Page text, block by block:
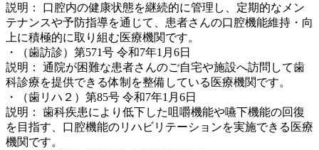
説明： 口腔内の健康状態を継続的に管理し、定期的なメン
テナンスや予防指導を通じて、患者さんの口腔機能維持・向
上に積極的に取り組む医療機関です。
・（歯訪診）第571号 令和7年1月6日
説明： 通院が困難な患者さんのご自宅や施設へ訪問して歯
科診療を提供できる体制を整備している医療機関です。
・（歯リハ２）第85号 令和7年1月6日
説明： 歯科疾患により低下した咀嚼機能や嚥下機能の回復
を目指す、口腔機能のリハビリテーションを実施できる医療
機関です。